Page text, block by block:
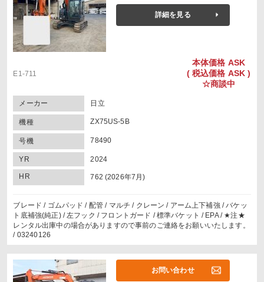
詳細を見る
E1-711
本体価格 ASK
( 税込価格 ASK )
☆商談中
メーカー 日立
機種 ZX75US-5B
号機 78490
YR 2024
HR 762 (2026年7月)
ブレード / ゴムパッド / 配管 / マルチ / クレーン / アーム上下補強 / バケッ
ト底補強(純正) / 左フック / フロントガード / 標準バケット / EPA / ★注★
レンタル出庫中の場合がありますので事前のご連絡をお願いいたします。
/ 03240126
お問い合わせ